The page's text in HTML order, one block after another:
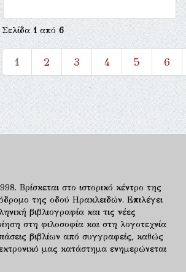
Σελίδα1από6
1 2 3 4 5 6
Βρίσκεται στο ιστορικό κέντρο της
της οδού Ηρακλειδών. Επιλέγει
βιβλιογραφία και τις νέες
στη φιλοσοφία και στη λογοτεχνία
βιβλίων από συγγραφείς, καθώς
μας κατάστημα ενημερώνεται